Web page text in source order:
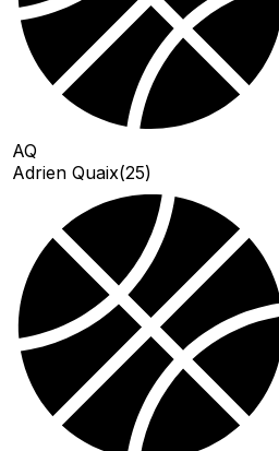
AQ
Adrien Quaix(25)